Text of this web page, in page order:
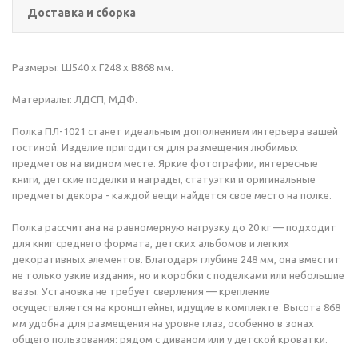
Доставка и сборка
Размеры: Ш540 х Г248 х В868 мм.
Материалы: ЛДСП, МДФ.
Полка ПЛ-1021 станет идеальным дополнением интерьера вашей
гостиной. Изделие пригодится для размещения любимых
предметов на видном месте. Яркие фотографии, интересные
книги, детские поделки и награды, статуэтки и оригинальные
предметы декора - каждой вещи найдется свое место на полке.
Полка рассчитана на равномерную нагрузку до 20 кг — подходит
для книг среднего формата, детских альбомов и легких
декоративных элементов. Благодаря глубине 248 мм, она вместит
не только узкие издания, но и коробки с поделками или небольшие
вазы. Установка не требует сверления — крепление
осуществляется на кронштейны, идущие в комплекте. Высота 868
мм удобна для размещения на уровне глаз, особенно в зонах
общего пользования: рядом с диваном или у детской кроватки.